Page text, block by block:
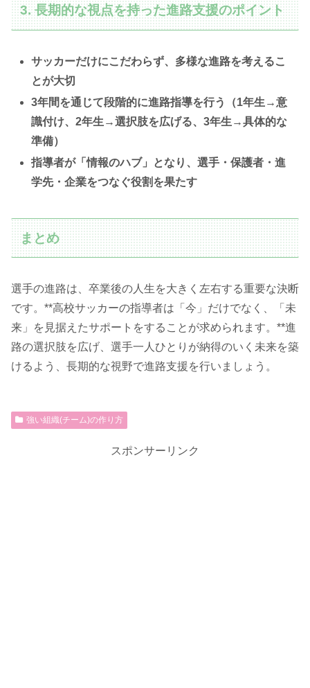
3. 長期的な視点を持った進路支援のポイント
サッカーだけにこだわらず、多様な進路を考えるこ
とが大切
3年間を通じて段階的に進路指導を行う（1年生→意
識付け、2年生→選択肢を広げる、3年生→具体的な
準備）
指導者が「情報のハブ」となり、選手・保護者・進
学先・企業をつなぐ役割を果たす
まとめ
選手の進路は、卒業後の人生を大きく左右する重要な決断
です。**高校サッカーの指導者は「今」だけでなく、「未
来」を見据えたサポートをすることが求められます。**進
路の選択肢を広げ、選手一人ひとりが納得のいく未来を築
けるよう、長期的な視野で進路支援を行いましょう。
強い組織(チーム)の作り方
スポンサーリンク